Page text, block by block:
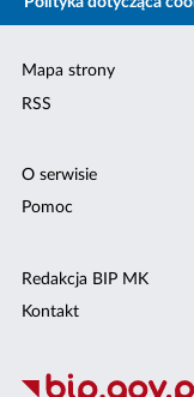
Mapa strony
RSS
O serwisie
Pomoc
Redakcja BIP MK
Kontakt